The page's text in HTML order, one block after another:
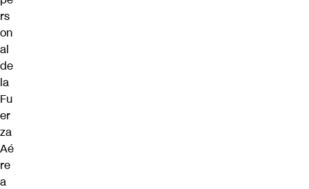
rs
on
al
de
la
Fu
er
za
Aé
re
a